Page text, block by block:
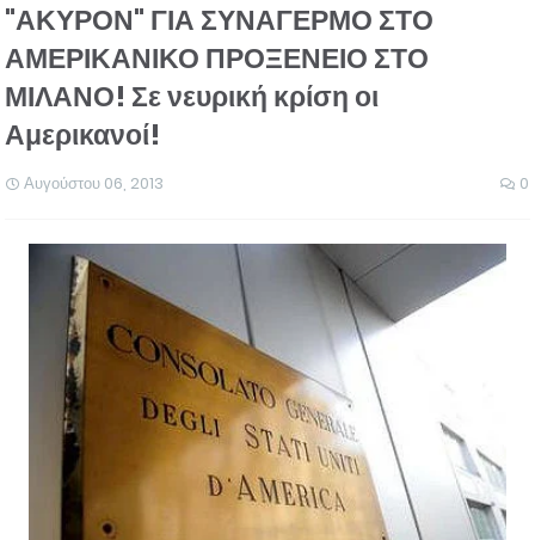
"ΑΚΥΡΟΝ" ΓΙΑ ΣΥΝΑΓΕΡΜΟ ΣΤΟ
ΑΜΕΡΙΚΑΝΙΚΟ ΠΡΟΞΕΝΕΙΟ ΣΤΟ
ΜΙΛΑΝΟ! Σε νευρική κρίση οι
Αμερικανοί!
Αυγούστου 06, 2013 0